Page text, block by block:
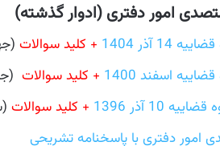
امور دفتری (ادوار گذشته)
1404 + کلید سوالات
اسفند 1400
+ کلید سوالات
آذر 1396
+ کلید سوالات
دفتری با پاسخنامه تشریحی